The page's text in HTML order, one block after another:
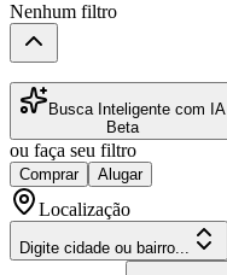
Nenhum filtro
Busca Inteligente com IA
Beta
ou faça seu filtro
Comprar Alugar
Localização
Digite cidade ou bairro...